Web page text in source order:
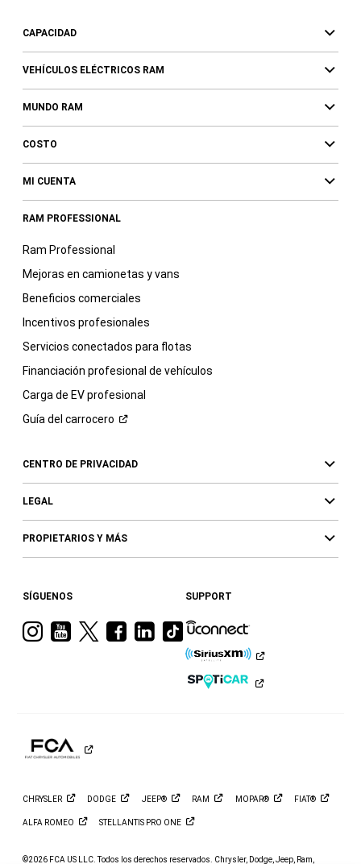
CAPACIDAD
VEHÍCULOS ELÉCTRICOS RAM
MUNDO RAM
COSTO
MI CUENTA
RAM PROFESSIONAL
Ram Professional
Mejoras en camionetas y vans
Beneficios comerciales
Incentivos profesionales
Servicios conectados para flotas
Financiación profesional de vehículos
Carga de EV profesional
Guía del carrocero
CENTRO DE PRIVACIDAD
LEGAL
PROPIETARIOS Y MÁS
SÍGUENOS
VisitaVisitaVisitaVisitaVisita
Ram
Visita
a
Ram
en
SUPPORT
CHRYSLER DODGE JEEP® RAM MOPAR® FIAT®
ALFA ROMEO STELLANTIS PRO ONE
©2026 FCA US LLC. Todos los derechos reservados. Chrysler, Dodge, Jeep, Ram,